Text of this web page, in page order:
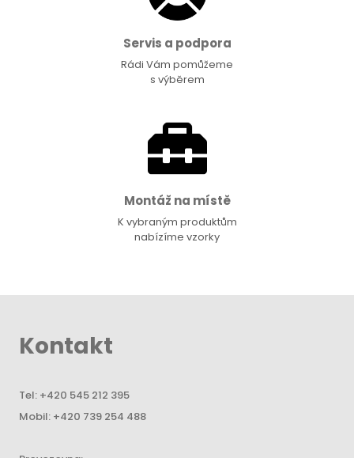
Servis a podpora
Rádi Vám pomůžeme
s výběrem
Montáž na místě
K vybraným produktům
nabízíme vzorky
Kontakt
Tel: +420 545 212 395
Mobil: +420 739 254 488